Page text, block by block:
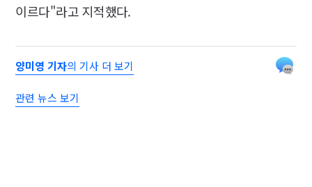
이르다"라고 지적했다.
양미영 기자의 기사 더 보기
관련 뉴스 보기